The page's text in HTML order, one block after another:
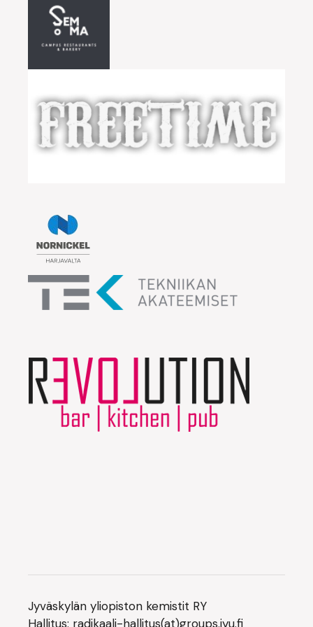
Jyväskylän yliopiston kemistit RY
Hallitus: radikaali-hallitus(at)groups.jyu.fi